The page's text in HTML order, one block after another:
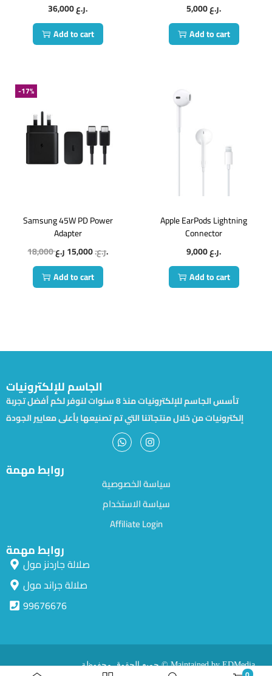
36,000
ر.ع.
Add to cart
5,000
ر.ع.
Add to cart
-17%
Samsung 45W PD Power
Adapter
18,000
ر.ع.15,000
ر.ع.
Add to cart
Apple EarPods Lightning
Connector
9,000
ر.ع.
Add to cart
الجاسم للإلكترونيات
تأسس الجاسم للإلكترونيات منذ 8 سنوات لنوفر لكم أفضل تجربة
إلكترونيات من خلال منتجاتنا التي تم تصنيعها بأعلى معايير الجودة
روابط مهمة
سياسة الخصوصية
سياسة الاستخدام
Affiliate Login
روابط مهمة
صلالة جاردنز مول
صلالة جراند مول
99676676
جميع الحقوق محفوظة © Maintained by EDMedia.